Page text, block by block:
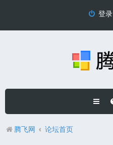
登录
腾飞网 论坛首页